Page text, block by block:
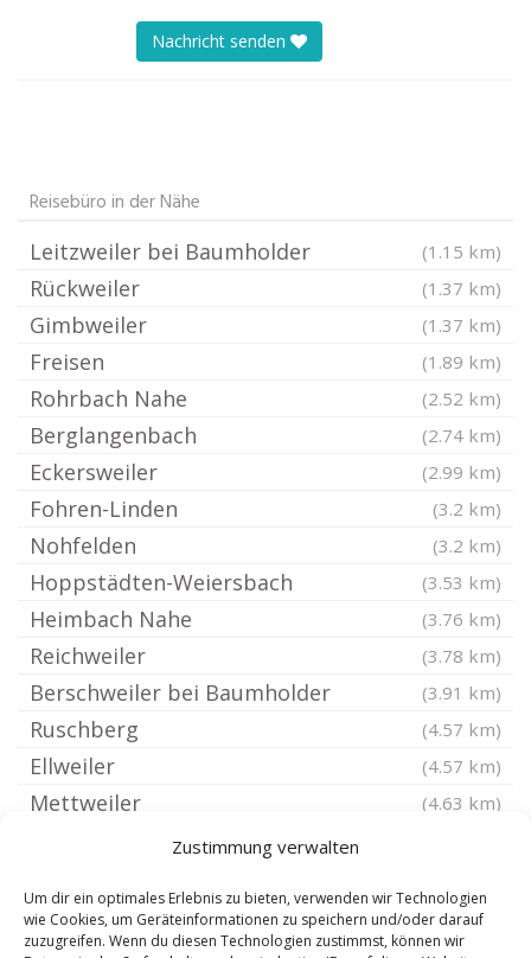
Zustimmung verwalten
Um dir ein optimales Erlebnis zu bieten, verwenden wir Technologien
wie Cookies, um Geräteinformationen zu speichern und/oder darauf
zuzugreifen. Wenn du diesen Technologien zustimmst, können wir
Nachricht senden
Reisebüro in der Nähe
Leitzweiler bei Baumholder (1.15 km)
Rückweiler (1.37 km)
Gimbweiler (1.37 km)
Freisen (1.89 km)
Rohrbach Nahe (2.52 km)
Berglangenbach (2.74 km)
Eckersweiler (2.99 km)
Fohren-Linden (3.2 km)
Nohfelden (3.2 km)
Hoppstädten-Weiersbach (3.53 km)
Heimbach Nahe (3.76 km)
Reichweiler (3.78 km)
Berschweiler bei Baumholder (3.91 km)
Ruschberg (4.57 km)
Ellweiler (4.57 km)
Mettweiler (4.63 km)
Herchweiler (5.09 km)
Namborn (5.09 km)